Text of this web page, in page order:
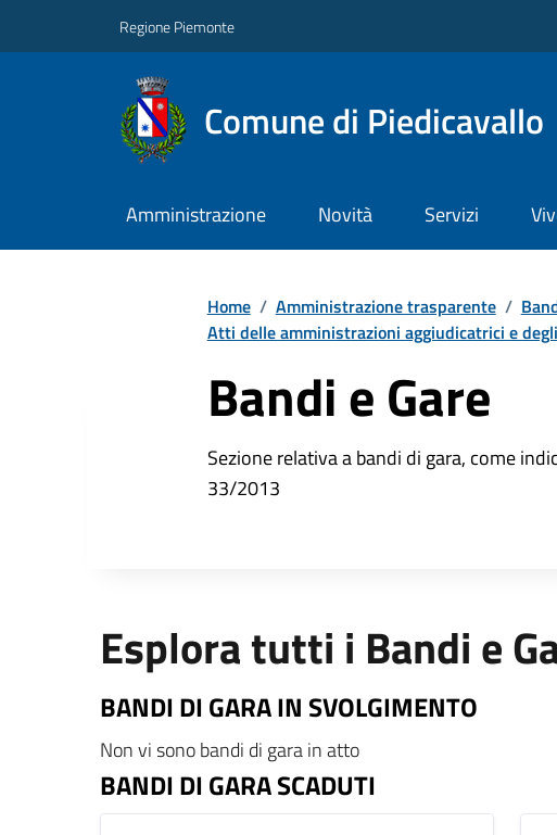
Regione Piemonte
Comune di Piedicavallo
Amministrazione Novità Servizi
Home / Amministrazione trasparente /
Atti delle amministrazioni aggiudicatrici e
Bandi e Gare
Sezione relativa a bandi di gara, come
33/2013
Esplora tutti i Bandi e
BANDI DI GARA IN SVOLGIMENTO
Non vi sono bandi di gara in atto
BANDI DI GARA SCADUTI